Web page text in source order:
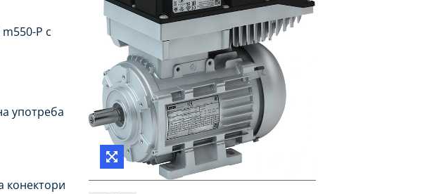
P с
употреба
конектори